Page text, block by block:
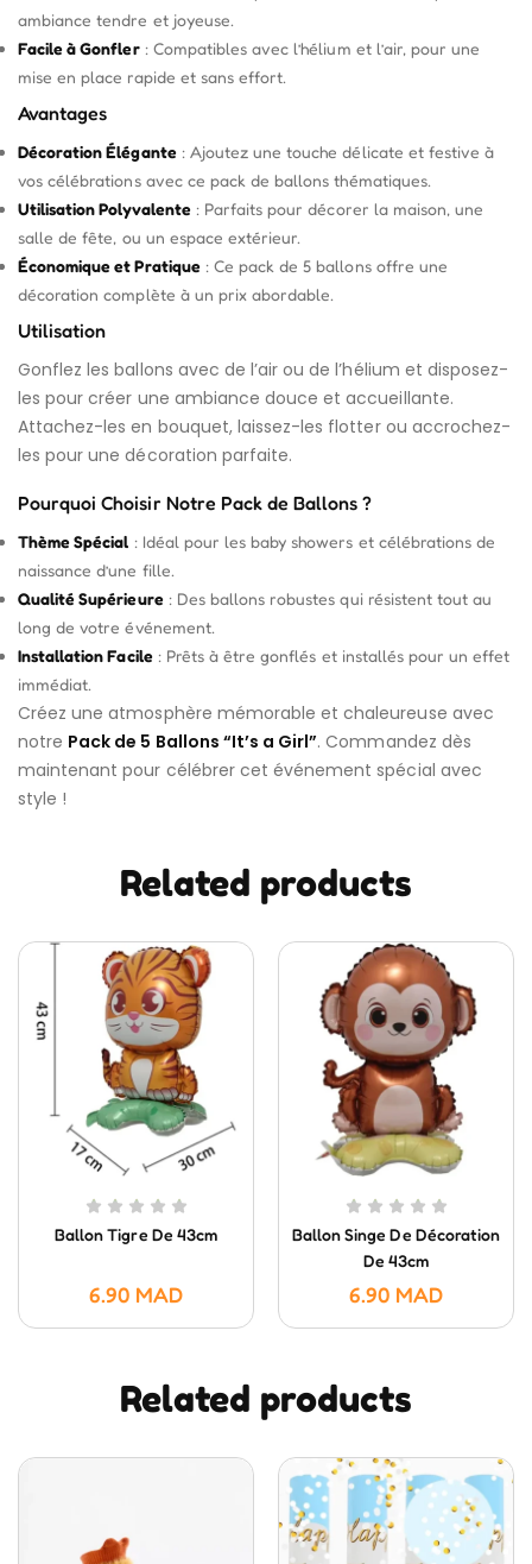
ambiance tendre et joyeuse.
Facile à Gonfler: Compatibles avec l’hélium et l’air, pour une
mise en place rapide et sans effort.
Avantages
Décoration Élégante: Ajoutez une touche délicate et festive à
vos célébrations avec ce pack de ballons thématiques.
Utilisation Polyvalente: Parfaits pour décorer la maison, une
salle de fête, ou un espace extérieur.
Économique et Pratique: Ce pack de 5 ballons offre une
décoration complète à un prix abordable.
Utilisation
Gonflez les ballons avec de l’air ou de l’hélium et disposez-
les pour créer une ambiance douce et accueillante.
Attachez-les en bouquet, laissez-les flotter ou accrochez-
les pour une décoration parfaite.
Pourquoi Choisir Notre Pack de Ballons ?
Thème Spécial : Idéal pour les baby showers et célébrations de
naissance d’une fille.
Qualité Supérieure: Des ballons robustes qui résistent tout au
long de votre événement.
Installation Facile: Prêts à être gonflés et installés pour un effet
immédiat.
Créez une atmosphère mémorable et chaleureuse avec
notre Pack de 5 Ballons “It’s a Girl”. Commandez dès
maintenant pour célébrer cet événement spécial avec
style !
Related products
Ballon Tigre De 43cm
6.90 MAD
Ballon Singe De Décoration
De 43cm
6.90 MAD
Related products